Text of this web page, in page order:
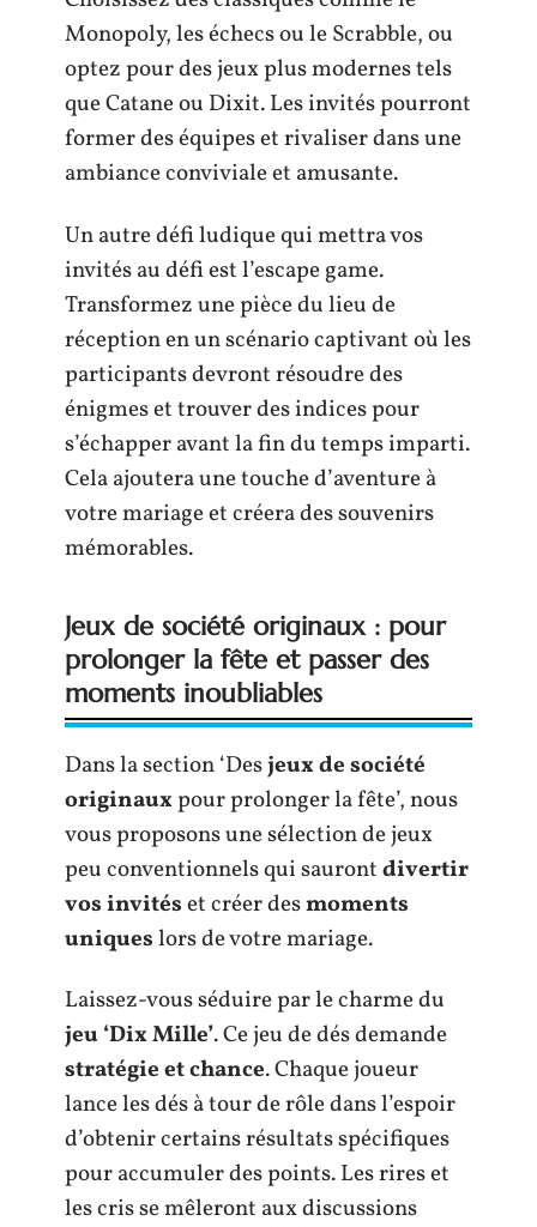
Monopoly, les échecs ou le Scrabble, ou
optez pour des jeux plus modernes tels
que Catane ou Dixit. Les invités pourront
former des équipes et rivaliser dans une
ambiance conviviale et amusante.
Un autre défi ludique qui mettra vos
invités au défi est l’escape game.
Transformez une pièce du lieu de
réception en un scénario captivant où les
participants devront résoudre des
énigmes et trouver des indices pour
s’échapper avant la fin du temps imparti.
Cela ajoutera une touche d’aventure à
votre mariage et créera des souvenirs
mémorables.
Jeux de société originaux : pour
prolonger la fête et passer des
moments inoubliables
Dans la section ‘Desjeux de société
originauxpour prolonger la fête’, nous
vous proposons une sélection de jeux
peu conventionnels qui saurontdivertir
vos invitéset créer desmoments
uniqueslors de votre mariage.
Laissez-vous séduire par le charme du
jeu ‘Dix Mille’. Ce jeu de dés demande
stratégie et chance. Chaque joueur
lance les dés à tour de rôle dans l’espoir
d’obtenir certains résultats spécifiques
pour accumuler des points. Les rires et
les cris se mêleront aux discussions